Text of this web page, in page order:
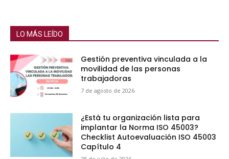
LO MÁS LEÍDO
Gestión preventiva vinculada a la
movilidad de las personas
trabajadoras
7 de agosto de 2026
¿Está tu organización lista para
implantar la Norma ISO 45003?
Checklist Autoevaluación ISO 45003
Capítulo 4